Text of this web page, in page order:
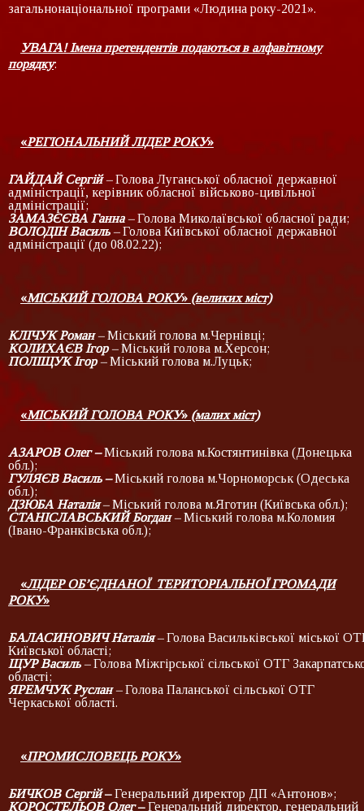
загальнонаціональної програми «Людина року-2021».
УВАГА! Імена претендентів подаються в алфавітному
порядку:
«РЕГІОНАЛЬНИЙ ЛІДЕР РОКУ»
ГАЙДАЙ Сергій–Голова Луганської обласної державної
адміністрації, керівник обласної військово-цивільної
адміністрації;
ЗАМАЗЄЄВА Ганна –Голова Миколаївської обласної ради;
ВОЛОДІН Василь –Голова Київської обласної державної
адміністрації (до 08.02.22);
«МІСЬКИЙ ГОЛОВА РОКУ» (великих міст)
КЛІЧУК Роман–Міський голова м.Чернівці;
КОЛИХАЄВ Ігор –Міський голова м.Херсон;
ПОЛІЩУК Ігор –Міський голова м.Луцьк;
«МІСЬКИЙ ГОЛОВА РОКУ» (малих міст)
АЗАРОВ Олег –Міський голова м.Костянтинівка (Донецька
обл.);
ГУЛЯЄВ Василь –Міський голова м.Чорноморськ (Одеська
обл.);
ДЗЮБА Наталія–Міський голова м.Яготин (Київська обл.);
СТАНІСЛАВСЬКИЙ Богдан–Міський голова м.Коломия
(Івано-Франківська обл.);
«ЛІДЕР ОБ’ЄДНАНОЇ ТЕРИТОРІАЛЬНОЇ ГРОМАДИ
РОКУ»
БАЛАСИНОВИЧ Наталія–Голова Васильківської міської
Київської області;
ЩУР Василь–Голова Міжгірської сільської ОТГ
області;
ЯРЕМЧУК Руслан –Голова Паланської сільської ОТГ
Черкаської області.
«ПРОМИСЛОВЕЦЬ РОКУ»
БИЧКОВ Сергій–Генеральний директор ДП «Антонов»;
КОРОСТЕЛЬОВ Олег–Генеральний директор, генеральний